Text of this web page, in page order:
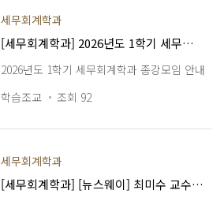
세무회계학과
[세무회계학과] 2026년도 1학기 세무회계학과 종강모임 안내
2026년도 1학기 세무회계학과 종강모임 안내
학습조교
조회 92
세무회계학과
[세무회계학과] [뉴스웨이] 최미수 교수 칼럼_캐시리스 사회와 금융소외